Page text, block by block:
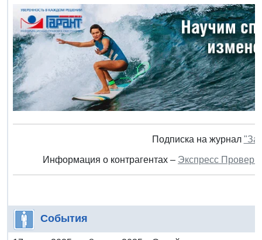
Подписка на журнал
Информация о контрагентах – Экспресс
События